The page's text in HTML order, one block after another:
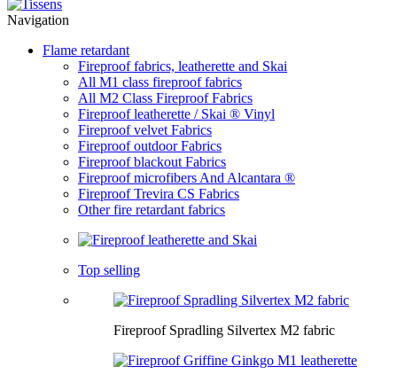
Navigation
Flame retardant
Fireproof fabrics, leatherette and Skai
All M1 class fireproof fabrics
All M2 Class Fireproof Fabrics
Fireproof leatherette / Skai ® Vinyl
Fireproof velvet Fabrics
Fireproof outdoor Fabrics
Fireproof blackout Fabrics
Fireproof microfibers And Alcantara ®
Fireproof Trevira CS Fabrics
Other fire retardant fabrics
Top selling
Fireproof Spradling Silvertex M2 fabric